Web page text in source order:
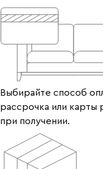
Выбирайте способ
рассрочка или карты
при получении.